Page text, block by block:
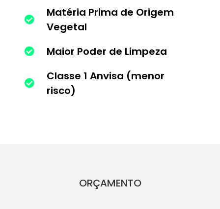
Matéria Prima de Origem
Vegetal
Maior Poder de Limpeza
Classe 1 Anvisa (menor
risco)
ORÇAMENTO